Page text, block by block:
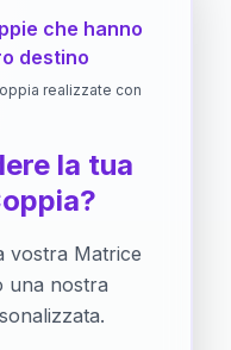
che hanno
destino
realizzate con
la tua
vostra Matrice
una nostra